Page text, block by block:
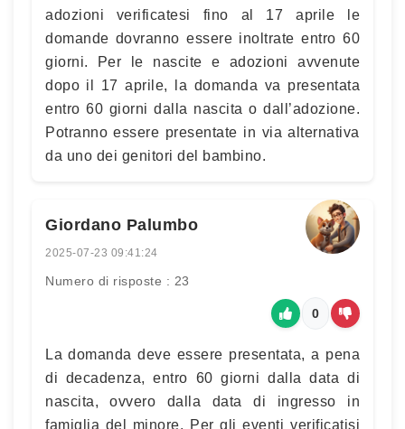
adozioni verificatesi fino al 17 aprile le
domande dovranno essere inoltrate entro 60
giorni. Per le nascite e adozioni avvenute
dopo il 17 aprile, la domanda va presentata
entro 60 giorni dalla nascita o dall’adozione.
Potranno essere presentate in via alternativa
da uno dei genitori del bambino.
Giordano Palumbo
2025-07-23 09:41:24
Numero di risposte : 23
0
La domanda deve essere presentata, a pena
di decadenza, entro 60 giorni dalla data di
nascita, ovvero dalla data di ingresso in
famiglia del minore. Per gli eventi verificatisi